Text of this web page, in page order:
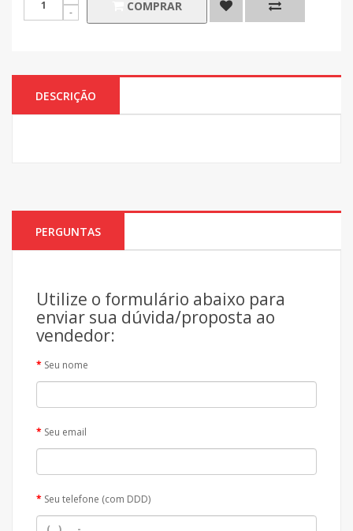
COMPRAR
DESCRIÇÃO
PERGUNTAS
Utilize o formulário abaixo para
enviar sua dúvida/proposta ao
vendedor:
Seu nome
Seu email
Seu telefone (com DDD)